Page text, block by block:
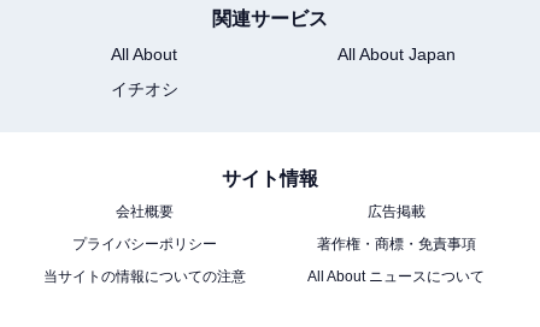
関連サービス
All About
All About Japan
イチオシ
サイト情報
会社概要
広告掲載
プライバシーポリシー
著作権・商標・免責事項
当サイトの情報についての注意
All About ニュースについて